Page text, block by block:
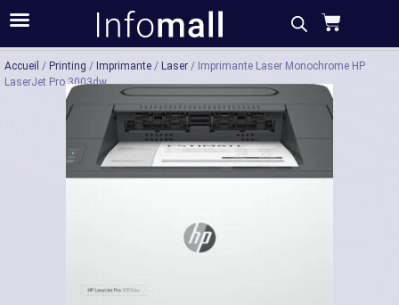
Acheter Description Caractéristiques
Accueil / Printing / Imprimante / Laser / Imprimante Laser Monochrome HP
LaserJet Pro 3003dw